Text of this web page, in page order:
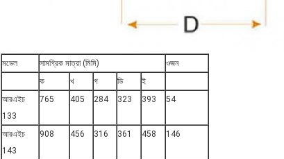
মডেল সামগ্রিক মাত্রা (মিমি)
ওজন
ক
খ গ ডি
ই
আরএইচ
133
765 405 284 323 393 54
আরএইচ
143
908 456 316 361 458 146